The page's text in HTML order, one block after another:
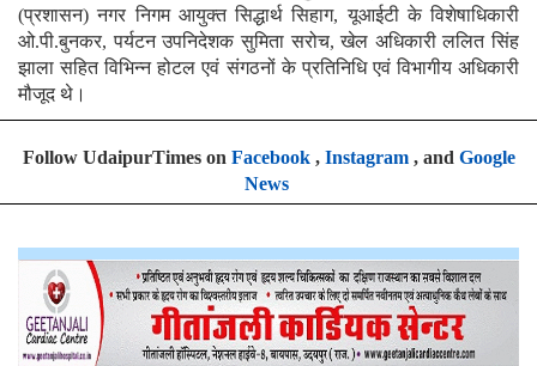
(प्रशासन) नगर निगम आयुक्त सिद्धार्थ सिहाग, यूआईटी के विशेषाधिकारी
ओ.पी.बुनकर, पर्यटन उपनिदेशक सुमिता सरोच, खेल अधिकारी ललित सिंह
झाला सहित विभिन्न होटल एवं संगठनों के प्रतिनिधि एवं विभागीय अधिकारी
मौजूद थे।
Follow UdaipurTimes on Facebook, Instagram, and Google
News